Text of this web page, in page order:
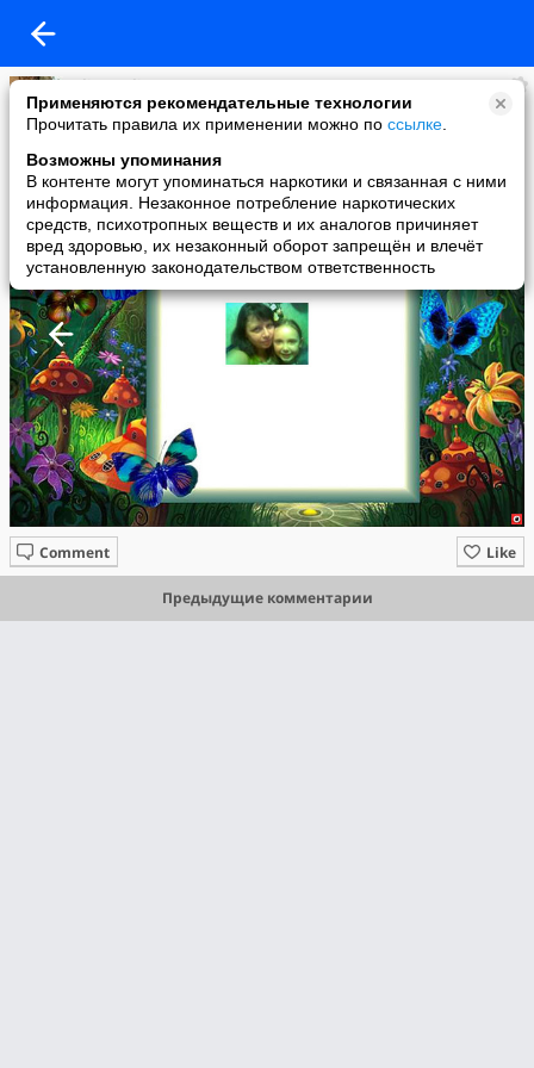
Применяются рекомендательные технологии
Прочитать правила их применении можно по ссылке
Возможны упоминания
В контенте могут упоминаться наркотики и связанная с ними
информация. Незаконное потребление наркотических
средств, психотропных веществ и их аналогов причиняет
вред здоровью, их незаконный оборот запрещён и влечёт
установленную законодательством ответственность
Uliana Uliana
added a photo
21 Apr в 10:20
Like
Comment
Предыдущие комментарии